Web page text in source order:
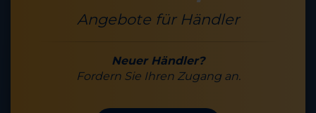
Angebote für Händler
Neuer Händler?
Fordern Sie Ihren Zugang an.